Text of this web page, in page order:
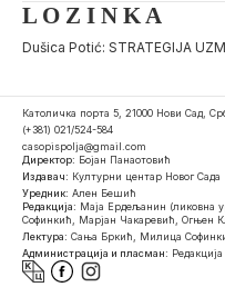
L O Z I N K A
Dušica Potić: STRATEGIJA
Католичка порта 5, 21000 Нови Сад,
(+381) 021/524-584
casopispolja@gmail.com
Директор: Бојан Панаотовић
Издавач: Културни центар Новог Сада
Уредник: Ален Бешић
Редакција: Маја Ердељанин (ликовна
Софинкић, Марјан Чакаревић, Огњен
Лектура: Сања Бркић, Милица
Администрација и пласман: Редакција